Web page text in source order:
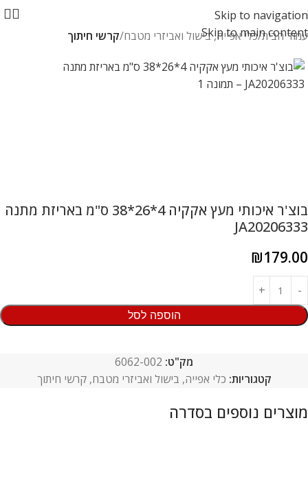
Skip to navigation
Skip to main content
עמוד הבית כלי אפייה, בישול ואביזרי מטבח קרשי חיתוך
בוצ'ר איכותי מעץ אקקיה 4*26*38 ס"מ באריזת מתנה
JA20206333
₪179.00
הוספה לסל
מק"ט: 6062-002
קטגוריות: כלי אפייה, בישול ואביזרי מטבח, קרשי חיתוך